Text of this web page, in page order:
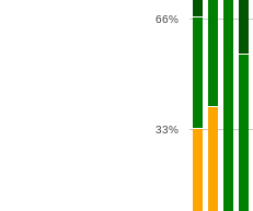
33%
66%